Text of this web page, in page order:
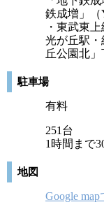
鉄成増」（
・東武東
光が丘駅
丘公園北
駐車場
有料
251台
1時間まで
地図
Google map